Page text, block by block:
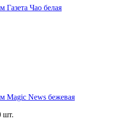
Газета Чао белая
Magic News бежевая
шт.